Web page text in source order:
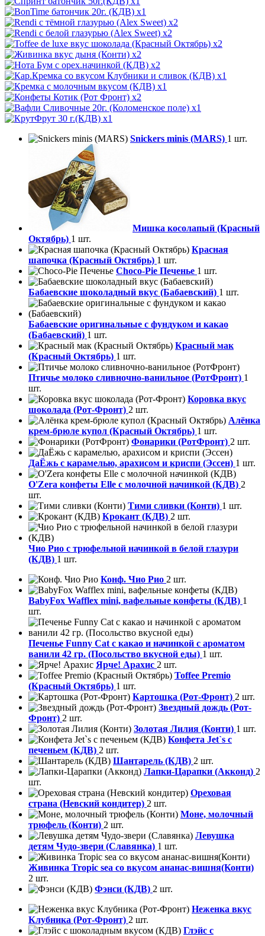
x1
x2
x2
x2
x2
x2
x1
x1
x2
x1
x1
Snickers minis (MARS) 1 шт.
Мишка косолапый (Красный
Октябрь) 1 шт.
Красная
шапочка (Красный Октябрь) 1 шт.
Choco-Pie Печенье 1 шт.
Бабаевские шоколадный вкус (Бабаевский) 1 шт.
Бабаевские оригинальные с фундуком и какао
(Бабаевский) 1 шт.
Красный мак
(Красный Октябрь) 1 шт.
Птичье молоко сливночно-ванильное (РотФронт) 1
шт.
Коровка вкус
шоколада (Рот-Фронт) 2 шт.
Алёнка
крем-брюле купол (Красный Октябрь) 1 шт.
Фонарики (РотФронт) 2 шт.
ДаЁжь с карамелью, арахисом и криспи (Эссен) 1 шт.
O'Zera конфеты Elle с молочной начинкой (КДВ) 2
шт.
Тими сливки (Конти) 1 шт.
Крокант (КДВ) 2 шт.
Чио Рио с трюфельной начинкой в белой глазури
(КДВ) 1 шт.
Конф. Чио Рио 2 шт.
BabyFox Wafflex mini, вафельные конфеты (КДВ) 1
шт.
Печенье Funny Сat с какао и начинкой с ароматом
ванили 42 гр. (Посольство вкусной еды) 1 шт.
Ярче! Арахис 2 шт.
Toffee Premio
(Красный Октябрь) 1 шт.
Картошка (Рот-Фронт) 2 шт.
Звездный дождь (Рот-
Фронт) 2 шт.
Золотая Лилия (Конти) 1 шт.
Конфета Jet`s с
печеньем (КДВ) 2 шт.
Шантарель (КДВ) 2 шт.
Лапки-Царапки (Акконд) 2
шт.
Ореховая
страна (Невский кондитер) 2 шт.
Моне, молочный
трюфель (Конти) 2 шт.
Левушка
детям Чудо-звери (Славянка) 1 шт.
Живинка Tropic sea со вкусом ананас-вишня(Конти)
2 шт.
Фэнси (КДВ) 2 шт.
Неженка вкус
Клубника (Рот-Фронт) 2 шт.
Глэйс с